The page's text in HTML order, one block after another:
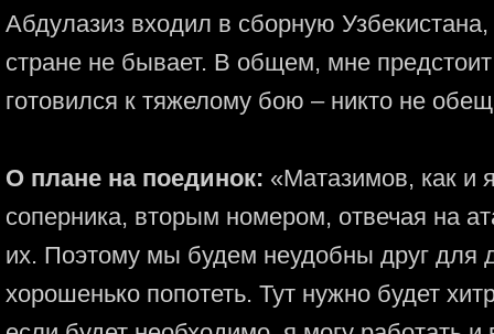
Абдулазиз входил в сборную
стране не бывает. В общем, мне
готовился к тяжелому бою – никто не
О плане на поединок: «Матазимов, как и
соперника, вторым номером, отвечая на
их. Поэтому мы будем неудобны друг для
хорошенько попотеть. Тут нужно будет